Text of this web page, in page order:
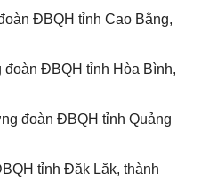
ĐBQH tỉnh Cao Bằng,
đoàn ĐBQH tỉnh Hòa Bình,
đoàn ĐBQH tỉnh Quảng
tỉnh Đăk Lăk, thành